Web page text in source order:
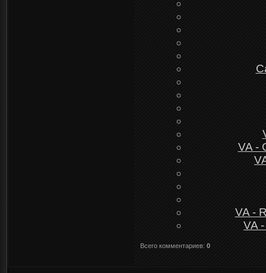
VA -
VA -
VA
Всего комментариев: 0